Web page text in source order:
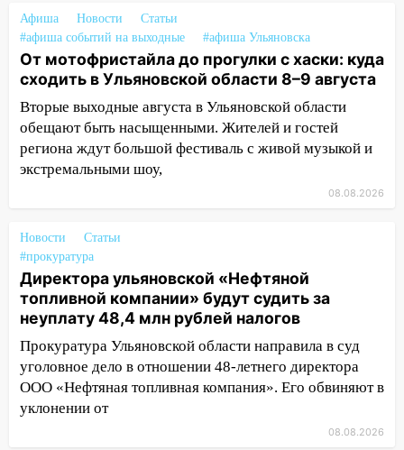
13:12
Дерево пробило крышу дома на
Новгородской в Ульяновске и рухнуло
на электрощит
13:10 В Заволжском районе дерево
упало во дворе
13:08 Ураган ударил по Ульяновску:
сорванные крыши, поваленные деревья,
затопленные улицы и остановившиеся
12:17
Ульяновск накрыл крупный град:
после ливня город снова уходит под
воду
12:12 Прокуратура взяла на контроль
ДТП с шестилетним ребёнком на улице
Федерации
12:01 Пьяная женщина сбила
шестилетнего ребёнка на улице
Федерации: возбуждено уголовное дело
Афиша Новости
Статьи
#афиша событий на выходные
#афиша Ульяновска
От мотофристайла до прогулки с хаски: куда
сходить в Ульяновской области 8–9 августа
Вторые выходные августа в Ульяновской области
обещают быть насыщенными. Жителей и гостей
региона ждут большой фестиваль с живой музыкой и
экстремальными шоу,
08.08.2026
Новости
Статьи
#прокуратура
Директора ульяновской «Нефтяной
топливной компании» будут судить за
неуплату 48,4 млн рублей налогов
Прокуратура Ульяновской области направила в суд
уголовное дело в отношении 48-летнего директора
ООО «Нефтяная топливная компания». Его обвиняют в
уклонении от
08.08.2026